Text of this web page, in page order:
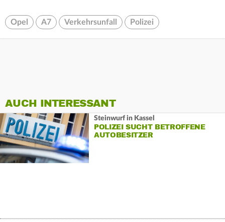
Opel A7 Verkehrsunfall Polizei
AUCH INTERESSANT
Steinwurf in Kassel
POLIZEI SUCHT BETROFFENE
AUTOBESITZER